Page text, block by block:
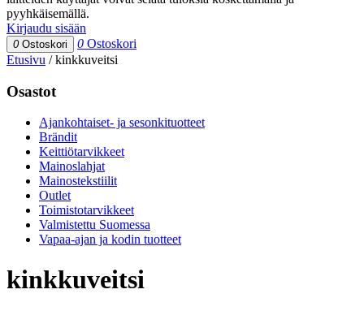
pyyhkäisemällä.
Kirjaudu sisään
0 Ostoskori 0 Ostoskori
Etusivu /kinkkuveitsi
Osastot
Ajankohtaiset- ja sesonkituotteet
Brändit
Keittiötarvikkeet
Mainoslahjat
Mainostekstiilit
Outlet
Toimistotarvikkeet
Valmistettu Suomessa
Vapaa-ajan ja kodin tuotteet
kinkkuveitsi